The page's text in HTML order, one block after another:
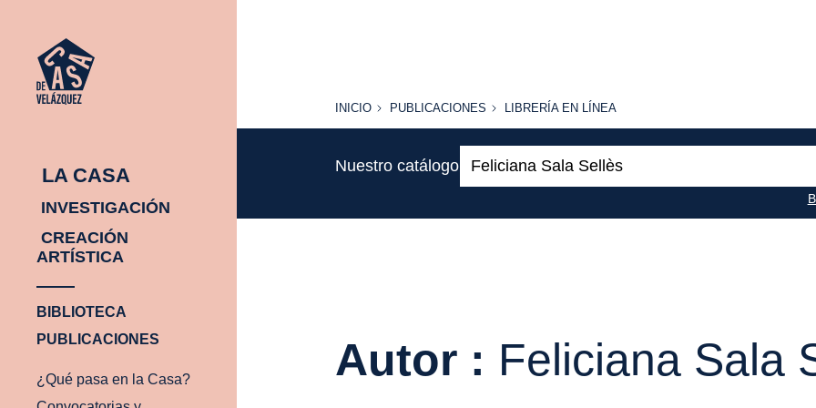
LA CASA
INVESTIGACIÓN
CREACIÓN
ARTÍSTICA
BIBLIOTECA
PUBLICACIONES
¿Qué pasa en la Casa?
INICIO
INICIO PUBLICACIONES
PUBLICACIONES
LIBRERÍA
LÍNEA
LIBRERÍA EN LÍNEA
Nuestro catálogo
Autor : Feliciana Sala